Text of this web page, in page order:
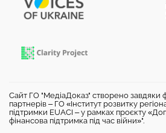
Сайт ГО "МедіаДоказ" створено завдяки
партнерів – ГО «Інститут розвитку
підтримки EUACI – у рамках проєкту
фінансова підтримка під час війни»".